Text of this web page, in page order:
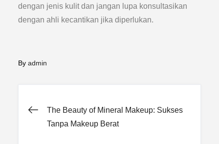
dengan jenis kulit dan jangan lupa konsultasikan
dengan ahli kecantikan jika diperlukan.
Byadmin
Post
The Beauty of Mineral Makeup: Sukses
Tanpa Makeup Berat